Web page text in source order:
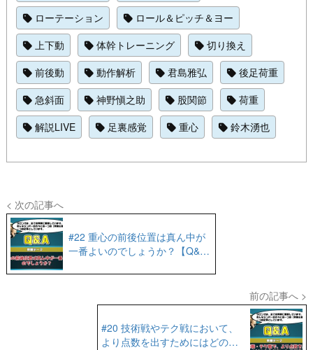
ローテーション
ロール＆ピッチ＆ヨー
上下動
体幹トレーニング
切り換え
前後動
動作解析 君島雅弘
後足荷重
急斜面
神野愼之助 股関節
荷重
解説LIVE
足裏感覚 重心 鈴木湧也
< 次の記事へ
#22 重心の前後位置は真ん中が
一番よいのでしょうか？【Q&A
前の記事へ >
#20 技術戦やテク戦において、
より点数を出すためにはどのよ